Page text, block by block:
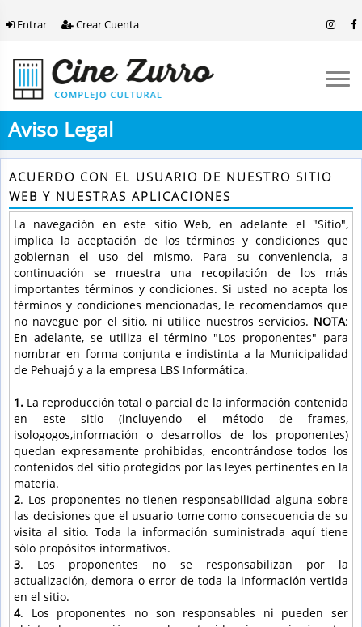
Entrar Crear Cuenta
Aviso Legal
ACUERDO CON EL USUARIO DE NUESTRO SITIO
WEB Y NUESTRAS APLICACIONES
La navegación en este sitio Web, en adelante el "Sitio",
implica la aceptación de los términos y condiciones que
gobiernan el uso del mismo. Para su conveniencia, a
continuación se muestra una recopilación de los más
importantes términos y condiciones. Si usted no acepta los
términos y condiciones mencionadas, le recomendamos que
no navegue por el sitio, ni utilice nuestros servicios. NOTA:
En adelante, se utiliza el término "Los proponentes" para
nombrar en forma conjunta e indistinta a la Municipalidad
de Pehuajó y a la empresa LBS Informática.
1. La reproducción total o parcial de la información contenida
en este sitio (incluyendo el método de frames,
isologogos,información o desarrollos de los proponentes)
quedan expresamente prohibidas, encontrándose todos los
contenidos del sitio protegidos por las leyes pertinentes en la
materia.
2. Los proponentes no tienen responsabilidad alguna sobre
las decisiones que el usuario tome como consecuencia de su
visita al sitio. Toda la información suministrada aquí tiene
sólo propósitos informativos.
3. Los proponentes no se responsabilizan por la
actualización, demora o error de toda la información vertida
en el sitio.
4. Los proponentes no son responsables ni pueden ser